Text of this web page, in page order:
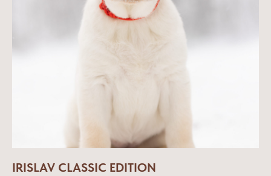
IRISLAV CLASSIC EDITION